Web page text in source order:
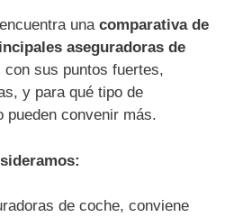
una comparativa de
aseguradoras de
con sus puntos fuertes,
y para qué tipo de
pueden convenir más.
de coche, conviene